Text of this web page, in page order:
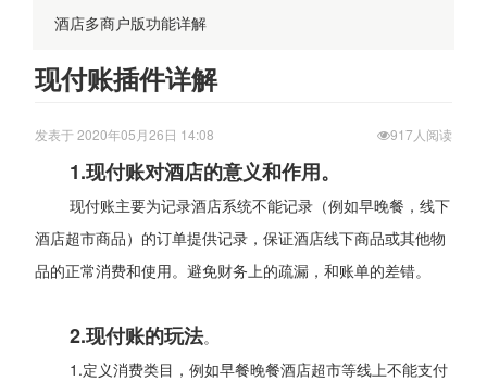
酒店多商户版功能详解
现付账插件详解
发表于 2020年05月26日 14:08 917人阅读
1.现付账对酒店的意义和作用。
现付账主要为记录酒店系统不能记录（例如早晚餐，线下
酒店超市商品）的订单提供记录，保证酒店线下商品或其他物
品的正常消费和使用。避免财务上的疏漏，和账单的差错。
2.现付账的玩法。
1.定义消费类目，例如早餐晚餐酒店超市等线上不能支付